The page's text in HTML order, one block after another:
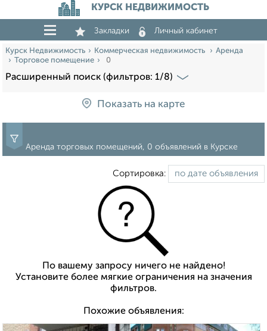
КУРСК НЕДВИЖИМОСТЬ
Закладки Личный кабинет
Курск Недвижимость Коммерческая недвижимость
Аренда
Торговое помещение
0
Расширенный поиск (фильтров: 1/8)
Показать на карте
Аренда торговых помещений, 0 объявлений в Курске
Сортировка:
По вашему запросу ничего не найдено!
Установите более мягкие ограничения на значения
фильтров.
Похожие объявления: